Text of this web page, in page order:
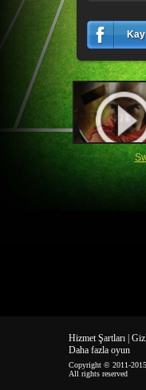
Hizmet Şartları |
Daha fazla oyun
Copyright © 2011-
All rights reserved